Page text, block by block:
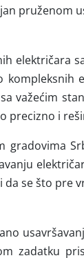
pruženom
električara
važećim
precizno i
gradovima
se što pre
zadatku